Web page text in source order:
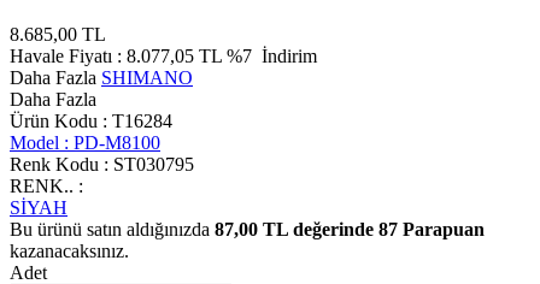
8.685,00 TL
Havale Fiyatı : 8.077,05 TL %7 İndirim
Daha Fazla SHIMANO
Daha Fazla
Ürün Kodu : T16284
Model : PD-M8100
Renk Kodu : ST030795
RENK.. :
SİYAH
Bu ürünü satın aldığınızda 87,00 TL değerinde 87 Parapuan
kazanacaksınız.
Adet